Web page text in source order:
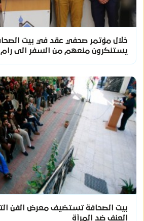
خلال مؤتمر صحفي عقد في بيت
يستنكرون منعهم من السفر الى رام
بيت الصحافة تستضيف معرض الفن
العنف ضد المرأة